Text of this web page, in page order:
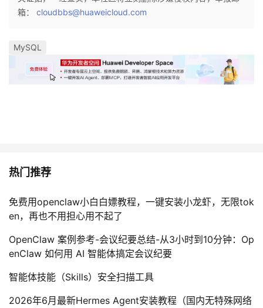
箱： cloudbbs@huaweicloud.com
MySQL
热门推荐
免费用openclaw小白白嫖教程，一键安装小龙虾，无限tok
en，再也不用担心用不起了
OpenClaw 案例参考-会议纪要总结-从3小时到10分钟：Op
enClaw 如何用 AI 智能体搞定会议纪要
智能体技能（Skills）安全扫描工具
2026年6月最新Hermes Agent安装教程（国内无特殊网络